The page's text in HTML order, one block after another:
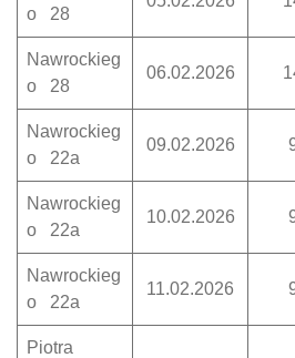
o 28
Nawrockieg
o 28
06.02.2026
Nawrockieg
o 22a
09.02.2026
Nawrockieg
o 22a
10.02.2026
Nawrockieg
o 22a
11.02.2026
Piotra